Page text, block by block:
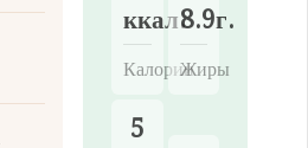
ккал.
Калории
8.9г.
Жиры
5